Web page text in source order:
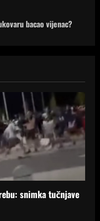
bacao vijenac?
snimka tučnjave